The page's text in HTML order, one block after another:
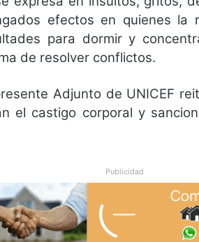
efectos en quienes la
para dormir y
de resolver conflictos.
Adjunto de UNICEF
el castigo corporal y
Publicidad